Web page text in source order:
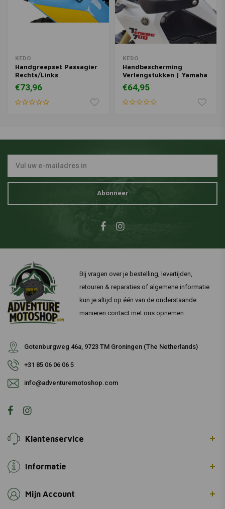
KEDO
Handgreepset Passagier
Rechts/Links
€73,96
KEDO
Handbescherming
Verlengstukken | Yamaha
Ténéré 700
€64,95
Abonneer
Bij vragen over je bestelling, levertijden,
retouren & reparaties of algemene informatie
kun je altijd op één van de onderstaande
manieren contact met ons opnemen.
Gotenburgweg 46a, 9723 TM Groningen (The Netherlands)
+31 85 06 06 06 5
info@adventuremotoshop.com
Klantenservice
Informatie
Mijn Account